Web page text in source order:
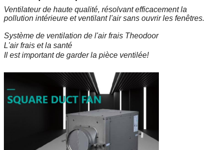
Ventilateur de haute qualité, résolvant efficacement la
pollution intérieure et ventilant l'air sans ouvrir les fenêtres.
Système de ventilation de l'air frais Theodoor
L'air frais et la santé
Il est important de garder la pièce ventilée!